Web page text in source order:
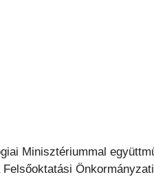
Minisztériummal
Önkormányzati